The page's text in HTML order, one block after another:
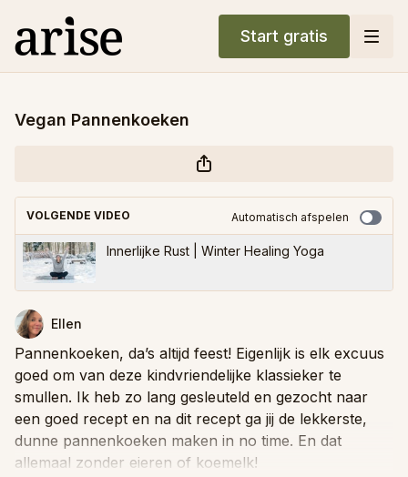
Start gratis
Vegan Pannenkoeken
VOLGENDE VIDEO Automatisch afspelen
Innerlijke Rust | Winter Healing Yoga
Ellen
Pannenkoeken, da’s altijd feest! Eigenlijk is elk excuus
goed om van deze kindvriendelijke klassieker te
smullen. Ik heb zo lang gesleuteld en gezocht naar
een goed recept en na dit recept ga jij de lekkerste,
dunne pannenkoeken maken in no time. En dat
allemaal zonder eieren of koemelk!